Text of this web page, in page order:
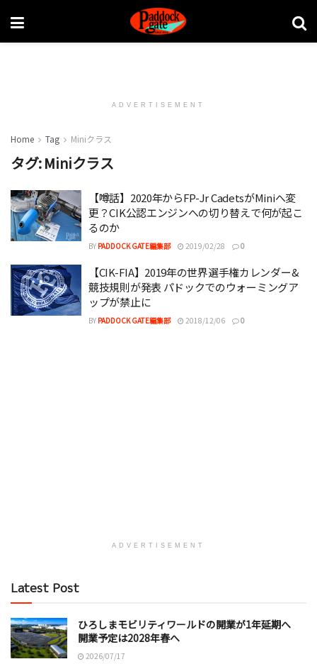
ADVERTISEMENT
Home Tag Miniクラス
タグ:Miniクラス
【噂話】2020年からFP-Jr CadetsがMiniへ変
更？CIK公認エンジンへの切り替えで何が起こ
るのか
BY PADDOCK GATE編集部 2019/02/28 0
【CIK-FIA】2019年の世界選手権カレンダー&
競技規則が発表 パドックでのウォーミングア
ップが禁止に
BY PADDOCK GATE編集部 2018/12/06 0
ADVERTISEMENT
Latest Post
ひろしまモビリティワールドの開業が1年延期へ
開業予定は2028年春へ
2026/07/17